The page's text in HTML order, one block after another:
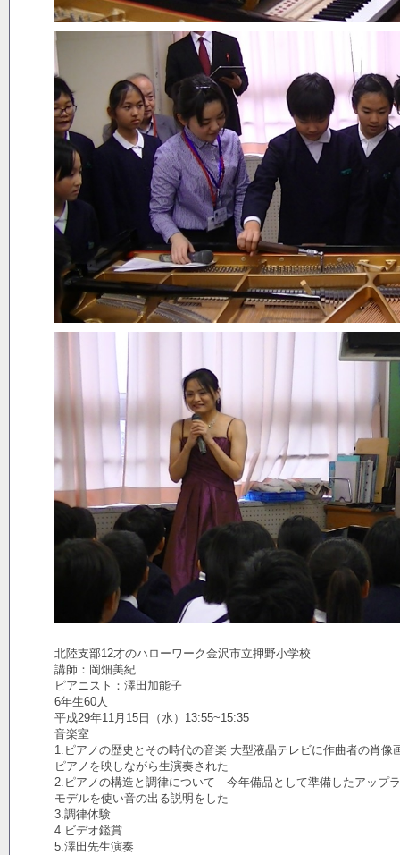
北陸支部12才のハローワーク金沢市立押野小学校
講師：岡畑美紀
ピアニスト：澤田加能子
6年生60人
平成29年11月15日（水）13:55~15:35
音楽室
1.ピアノの歴史とその時代の音楽 大型液晶テレビに作曲者の肖像
ピアノを映しながら生演奏された
2.ピアノの構造と調律について 今年備品として準備したアップ
モデルを使い音の出る説明をした
3.調律体験
4.ビデオ鑑賞
5.澤田先生演奏